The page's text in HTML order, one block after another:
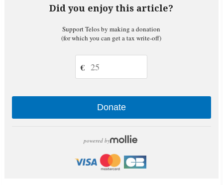
Did you enjoy this article?
Support Telos by making a donation
(for which you can get a tax write-off)
€
Donate
powered by